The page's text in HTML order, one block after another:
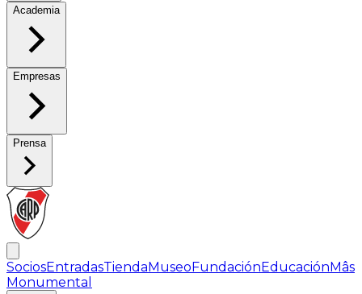
Academia
Empresas
Prensa
SociosEntradasTiendaMuseoFundaciónEducaciónMâs
Monumental